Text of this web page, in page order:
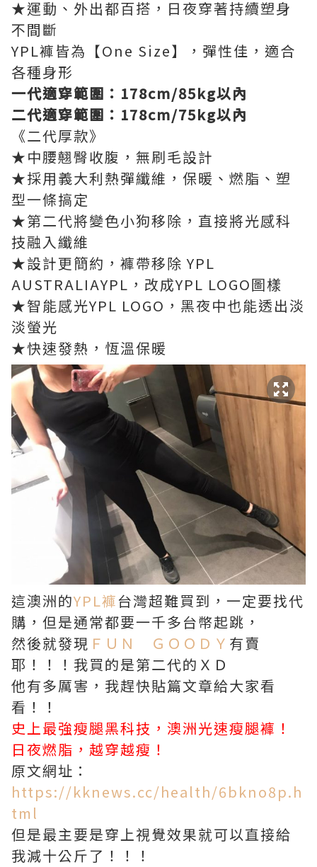
★運動、外出都百搭，日夜穿著持續塑身
不間斷
YPL褲皆為【One Size】，彈性佳，適合
各種身形
一代適穿範圍：178cm/85kg以內
二代適穿範圍：178cm/75kg以內
《二代厚款》
★中腰翹臀收腹，無刷毛設計
★採用義大利熱彈纖維，保暖、燃脂、塑
型一條搞定
★第二代將變色小狗移除，直接將光感科
技融入纖維
★設計更簡約，褲帶移除 YPL
AUSTRALIAYPL，改成YPL LOGO圖樣
★智能感光YPL LOGO，黑夜中也能透出淡
淡螢光
★快速發熱，恆溫保暖
這澳洲的YPL褲台灣超難買到，一定要找代
購，但是通常都要一千多台幣起跳，
然後就發現 ＦＵＮ ＧＯＯＤＹ 有賣
耶！！！我買的是第二代的ＸＤ
他有多厲害，我趕快貼篇文章給大家看
看！！
史上最強瘦腿黑科技，澳洲光速瘦腿褲！
日夜燃脂，越穿越瘦！
原文網址：
https://kknews.cc/health/6bkno8p.h
tml
但是最主要是穿上視覺效果就可以直接給
我減十公斤了！！！